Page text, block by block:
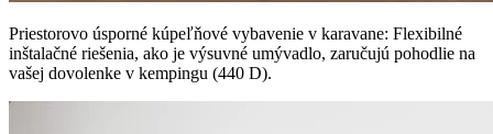
Priestorovo úsporné kúpeľňové vybavenie v karavane: Flexibilné
inštalačné riešenia, ako je výsuvné umývadlo, zaručujú pohodlie na
vašej dovolenke v kempingu (440 D).